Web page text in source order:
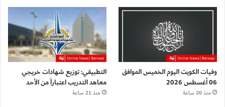
وفيات الكويت اليوم الخميس الموافق
06 أغسطس 2026
منذ 20 ساعة
التطبيقي: توزيع شهادات خريجي
معاهد التدريب اعتباراً من الأحد
منذ 21 ساعة